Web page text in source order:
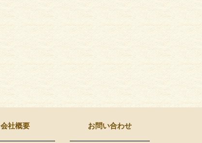
会社概要 お問い合わせ